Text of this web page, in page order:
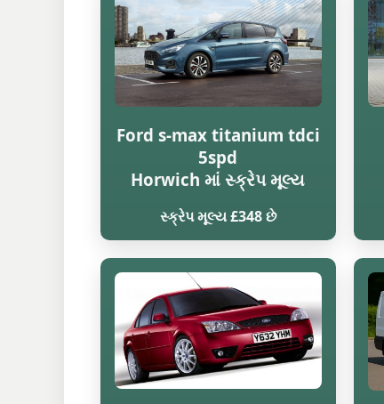
Ford s-max titanium tdci
5spd
Horwich માં સ્ક્રેપ મૂલ્ય
સ્ક્રેપ મૂલ્ય £348 છે